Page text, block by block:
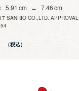
5.91 7.46
SANRIO CO.,LTD. APPROVAL